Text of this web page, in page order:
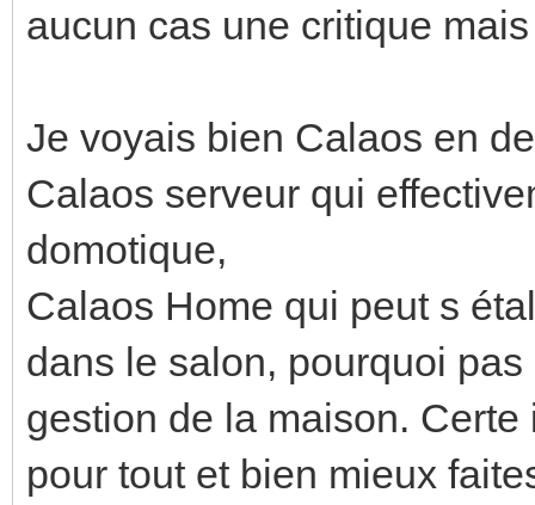
aucun cas une critique
Je voyais bien Calaos en
Calaos serveur qui
domotique,
Calaos Home qui peut s
dans le salon, pourquoi
gestion de la maison.
pour tout et bien mieux